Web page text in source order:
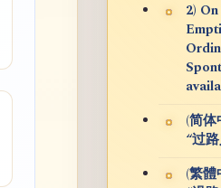
2)
(简
“过
(繁